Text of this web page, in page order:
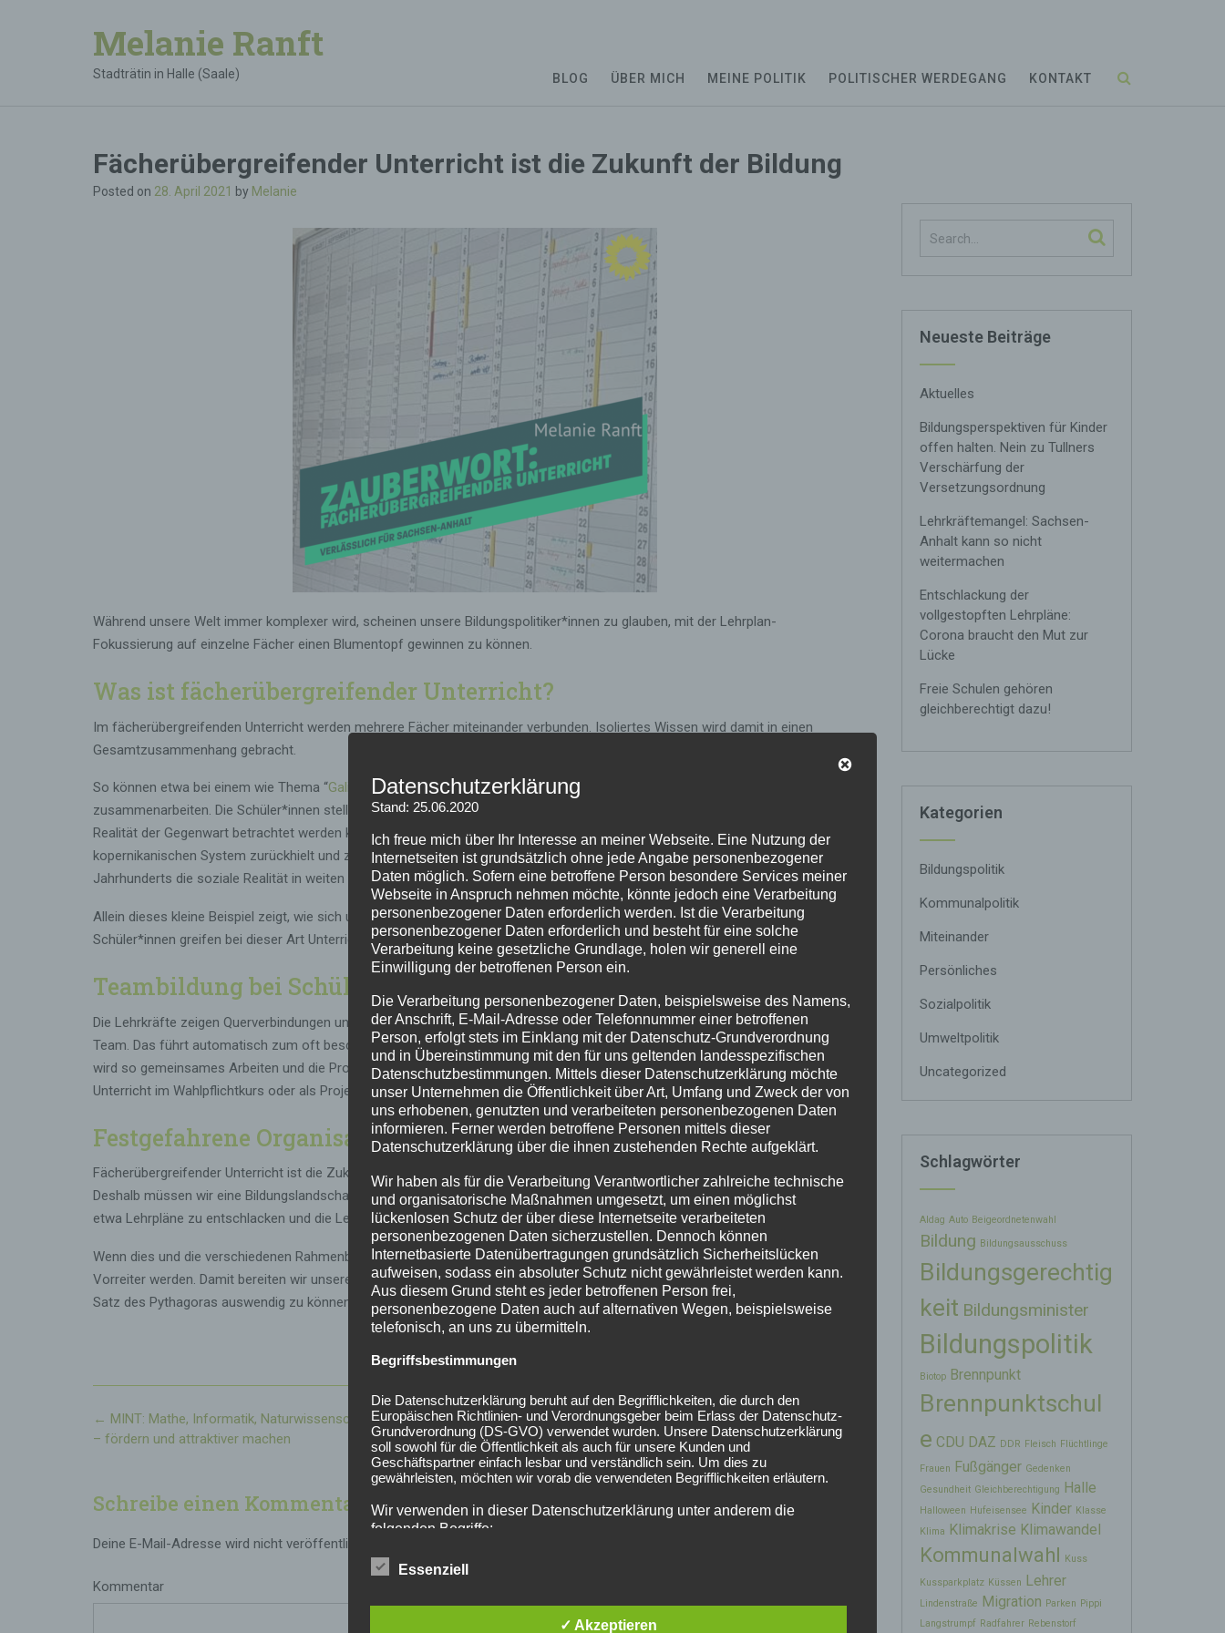
Melanie Ranft
Stadträtin in Halle (Saale) BLOG ÜBER MICH MEINE POLITIK POLITISCHER WERDEGANG KONTAKT
Fächerübergreifender Unterricht ist die Zukunft der Bildung
Posted on 28. April 2021 by Melanie
Während unsere Welt immer komplexer wird, scheinen unsere Bildungspolitiker*innen zu glauben, mit der Lehrplan-
Fokussierung auf einzelne Fächer einen Blumentopf gewinnen zu können.
Was ist fächerübergreifender Unterricht?
Im fächerübergreifenden Unterricht werden mehrere Fächer miteinander verbunden. Isoliertes Wissen wird damit in einen
Gesamtzusammenhang gebracht.
So können etwa bei einem wie Thema “Galileo Galilei” Geschichte, Deutsch, Physik, Mathematik und Sozialwissenschaften
zusammenarbeiten. Die Schüler*innen stellen Querverbindungen her und merken, dass selbst Physik nicht ohne die soziale
Realität der Gegenwart betrachtet werden kann. Wie etwa, dass sich Galilei mit Äußerungen in der Öffentlichkeit zum
kopernikanischen System zurückhielt und zwar auf Druck der römisch-katholischen Kirche. Die ja am Anfang des 17.
Jahrhunderts die soziale Realität in weiten Teilen Europas bestimmte.
Allein dieses kleine Beispiel zeigt, wie sich unterschiedliche Fächer thematisch miteinander verknüpfen lassen. Die
Schüler*innen greifen bei dieser Art Unterricht auf unterschiedliche Stärken zurück und lernen nicht nur Stoff auswendig.
Teambildung bei Schüler*innen
Die Lehrkräfte zeigen Querverbindungen unterschiedlicher Wissenschaften auf und die Schüler*innen bearbeiten das Thema im
Team. Das führt automatisch zum oft beschworenen und kaum praktizierten Teamwork in unseren Schulen. Praktisch nebenbei
wird so gemeinsames Arbeiten und die Problemlösungskompetenz gestärkt. Umgesetzt werden kann fächerübergreifender
Unterricht im Wahlpflichtkurs oder als Projekt.
Festgefahrene Organisationsprinzipien überwinden
Fächerübergreifender Unterricht ist die Zukunft der Bildung, aber er verlangt einen hohen zeitlichen und koordinativen Aufwand.
Deshalb müssen wir eine Bildungslandschaft aufbauen, die festgefahrene Organisationsprinzipien überwindet. Dazu gehört es
etwa Lehrpläne zu entschlacken und die Lehramtsausbildung anzupassen.
Wenn dies und die verschiedenen Rahmenbedingungen stimmen, kann Sachsen-Anhalt beim fächerübergreifenden Unterricht
Vorreiter werden. Damit bereiten wir unsere Kinder und Jugendlichen auf eine komplexe Welt vor, in der es nicht wichtig ist, den
Satz des Pythagoras auswendig zu können, sondern zu wissen, wie, wo und warum dieser angewendet wird.
Post
navigation
Hohe Schulabbrecher Quote: Sachsen-Anhalt darf das nicht
weiter hinnehmen!
← MINT: Mathe, Informatik, Naturwissenschaften und Technik
– fördern und attraktiver machen
Schreibe einen Kommentar
Deine E-Mail-Adresse wird nicht veröffentlicht.
Kommentar
Neueste Beiträge
Aktuelles
Bildungsperspektiven für Kinder
offen halten. Nein zu Tullners
Verschärfung der
Versetzungsordnung
Lehrkräftemangel: Sachsen-
Anhalt kann so nicht
weitermachen
Entschlackung der
vollgestopften Lehrpläne:
Corona braucht den Mut zur
Lücke
Freie Schulen gehören
gleichberechtigt dazu!
Kategorien
Bildungspolitik
Kommunalpolitik
Miteinander
Persönliches
Sozialpolitik
Umweltpolitik
Uncategorized
Schlagwörter
Aldag Auto Beigeordnetenwahl
Bildung Bildungsausschuss
Bildungsgerechtig
keit Bildungsminister
Bildungspolitik
Biotop Brennpunkt
Brennpunktschul
e CDU DAZ DDR Fleisch Flüchtlinge
Frauen Fußgänger Gedenken
Gesundheit Gleichberechtigung Halle
Halloween Hufeisensee Kinder Klasse
Klima Klimakrise Klimawandel
Kommunalwahl Kuss
Kussparkplatz Küssen Lehrer
Lindenstraße Migration Parken Pippi
Langstrumpf Radfahrer Rebenstorf
Datenschutzerklärung
Stand: 25.06.2020
Ich freue mich über Ihr Interesse an meiner Webseite. Eine Nutzung der
Internetseiten ist grundsätzlich ohne jede Angabe personenbezogener
Daten möglich. Sofern eine betroffene Person besondere Services meiner
Webseite in Anspruch nehmen möchte, könnte jedoch eine Verarbeitung
personenbezogener Daten erforderlich werden. Ist die Verarbeitung
personenbezogener Daten erforderlich und besteht für eine solche
Verarbeitung keine gesetzliche Grundlage, holen wir generell eine
Einwilligung der betroffenen Person ein.
Die Verarbeitung personenbezogener Daten, beispielsweise des Namens,
der Anschrift, E-Mail-Adresse oder Telefonnummer einer betroffenen
Person, erfolgt stets im Einklang mit der Datenschutz-Grundverordnung
und in Übereinstimmung mit den für uns geltenden landesspezifischen
Datenschutzbestimmungen. Mittels dieser Datenschutzerklärung möchte
unser Unternehmen die Öffentlichkeit über Art, Umfang und Zweck der von
uns erhobenen, genutzten und verarbeiteten personenbezogenen Daten
informieren. Ferner werden betroffene Personen mittels dieser
Datenschutzerklärung über die ihnen zustehenden Rechte aufgeklärt.
Wir haben als für die Verarbeitung Verantwortlicher zahlreiche technische
und organisatorische Maßnahmen umgesetzt, um einen möglichst
lückenlosen Schutz der über diese Internetseite verarbeiteten
personenbezogenen Daten sicherzustellen. Dennoch können
Internetbasierte Datenübertragungen grundsätzlich Sicherheitslücken
aufweisen, sodass ein absoluter Schutz nicht gewährleistet werden kann.
Aus diesem Grund steht es jeder betroffenen Person frei,
personenbezogene Daten auch auf alternativen Wegen, beispielsweise
telefonisch, an uns zu übermitteln.
Begriffsbestimmungen
Die Datenschutzerklärung beruht auf den Begrifflichkeiten, die durch den
Europäischen Richtlinien- und Verordnungsgeber beim Erlass der Datenschutz-
Grundverordnung (DS-GVO) verwendet wurden. Unsere Datenschutzerklärung
soll sowohl für die Öffentlichkeit als auch für unsere Kunden und
Geschäftspartner einfach lesbar und verständlich sein. Um dies zu
gewährleisten, möchten wir vorab die verwendeten Begrifflichkeiten erläutern.
Wir verwenden in dieser Datenschutzerklärung unter anderem die
folgenden Begriffe:
a) personenbezogene Daten
Essenziell
✓ Akzeptieren